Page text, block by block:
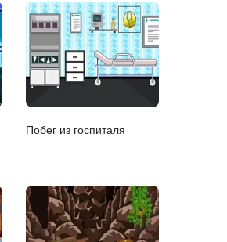
Побег из госпиталя